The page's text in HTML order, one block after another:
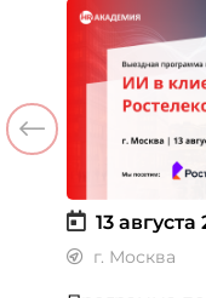
13 августа
г. Москва